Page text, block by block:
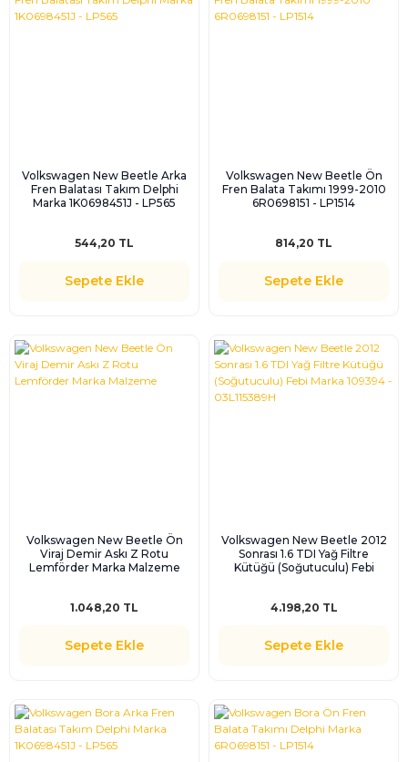
Volkswagen New Beetle Arka
Fren Balatası Takım Delphi
Marka 1K0698451J - LP565
544,20 TL
Sepete Ekle
Volkswagen New Beetle Ön
Fren Balata Takımı 1999-2010
6R0698151 - LP1514
814,20 TL
Sepete Ekle
Volkswagen New Beetle Ön
Viraj Demir Askı Z Rotu
Lemförder Marka Malzeme
1.048,20 TL
Sepete Ekle
Volkswagen New Beetle 2012
Sonrası 1.6 TDI Yağ Filtre
Kütüğü (Soğutuculu) Febi
4.198,20 TL
Sepete Ekle